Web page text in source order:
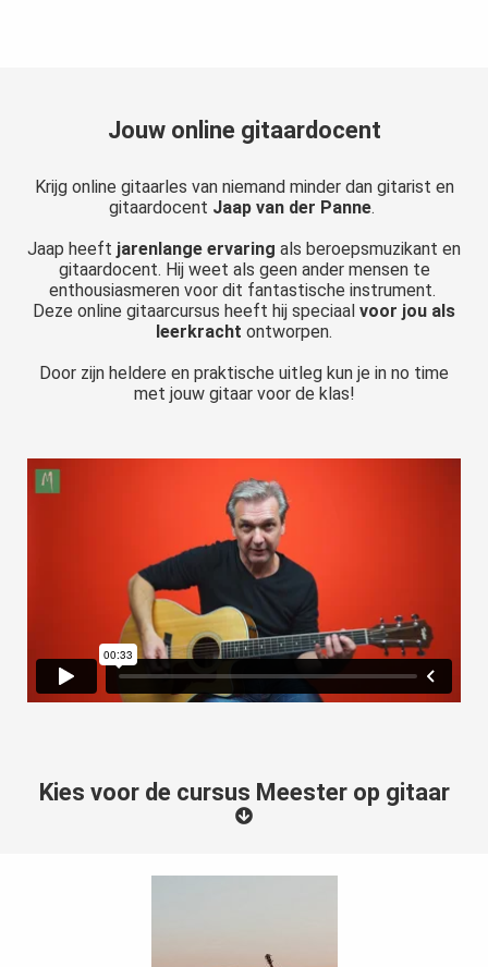
Jouw online gitaardocent
Krijg online gitaarles van niemand minder dan gitarist en
gitaardocent Jaap van der Panne.
Jaap heeft jarenlange ervaring als beroepsmuzikant en
gitaardocent. Hij weet als geen ander mensen te
enthousiasmeren voor dit fantastische instrument.
Deze online gitaarcursus heeft hij speciaal voor jou als
leerkracht ontworpen.
Door zijn heldere en praktische uitleg kun je in no time
met jouw gitaar voor de klas!
Kies voor de cursus Meester op gitaar